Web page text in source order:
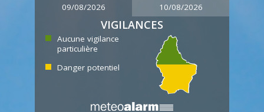
09/08/2026 10/08/2026
VIGILANCES
Aucune vigilance
particulière
Danger potentiel